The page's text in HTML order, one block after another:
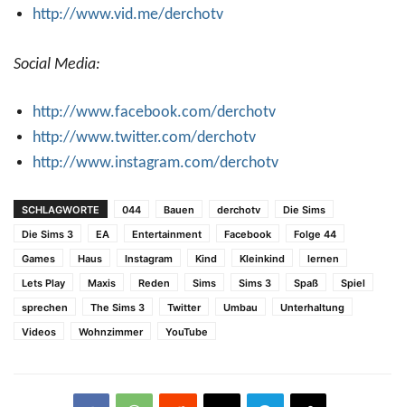
http://www.vid.me/derchotv
Social Media:
http://www.facebook.com/derchotv
http://www.twitter.com/derchotv
http://www.instagram.com/derchotv
SCHLAGWORTE 044 Bauen derchotv
Die Sims
Die Sims 3
EA Entertainment Facebook
Folge 44
Games
Haus Instagram Kind Kleinkind
lernen
Lets Play
Maxis Reden Sims Sims 3 Spaß
Spiel
sprechen
The Sims 3 Twitter Umbau
Unterhaltung
Videos
Wohnzimmer YouTube